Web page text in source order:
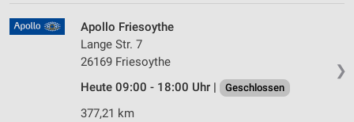
❯
Apollo Friesoythe
Lange Str. 7
26169 Friesoythe
Heute 09:00 - 18:00 Uhr |
Geschlossen
377,21 km